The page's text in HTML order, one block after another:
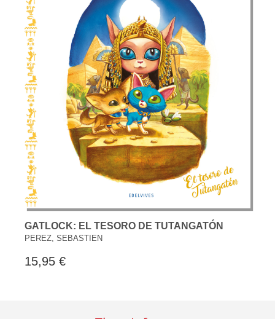
GATLOCK: EL TESORO DE TUTANGATÓN
PEREZ, SEBASTIEN
15,95 €